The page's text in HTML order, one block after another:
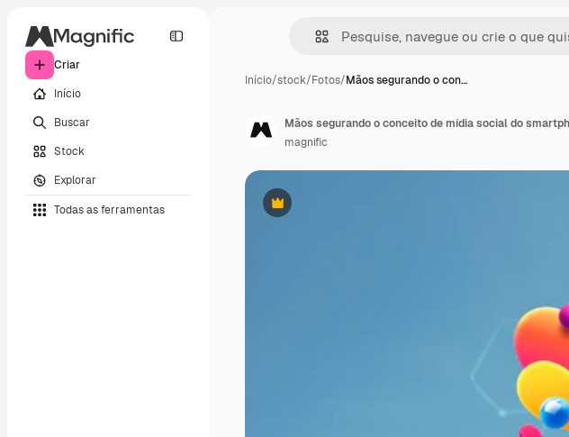
Criar
Início
Buscar
Stock
Explorar
Todas as ferramentas
Início/stock/Fotos/Mãos segurando o con…
Premium
Mãos segurando o conceito de mídia social do
magnific